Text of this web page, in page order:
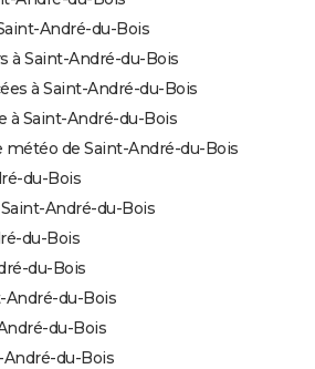
André-du-Bois
à Saint-André-du-Bois
à Saint-André-du-Bois
à Saint-André-du-Bois
de Saint-André-du-Bois
du-Bois
André-du-Bois
du-Bois
du-Bois
André-du-Bois
du-Bois
André-du-Bois